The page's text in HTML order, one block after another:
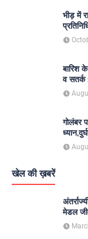
भीड़ में
media
बारिश
व
गोलंबर
खेल की ख़बरें
मेडल